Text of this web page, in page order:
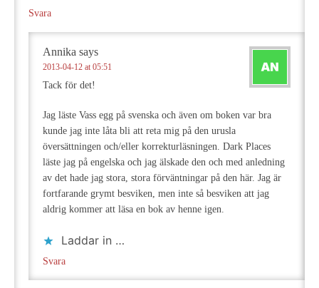
Svara
Annika says
2013-04-12 at 05:51
Tack för det!
Jag läste Vass egg på svenska och även om boken var bra
kunde jag inte låta bli att reta mig på den urusla
översättningen och/eller korrekturläsningen. Dark Places
läste jag på engelska och jag älskade den och med anledning
av det hade jag stora, stora förväntningar på den här. Jag är
fortfarande grymt besviken, men inte så besviken att jag
aldrig kommer att läsa en bok av henne igen.
Laddar in …
Svara